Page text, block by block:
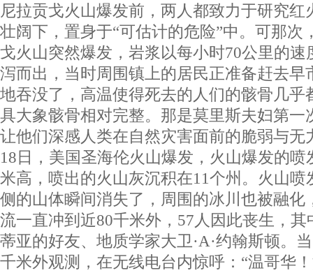
尼拉贡戈火山爆发前，两人都致力于研究红
壮阔下，置身于“可估计的危险”中。可那次
戈火山突然爆发，岩浆以每小时70公里的速
泻而出，当时周围镇上的居民正准备赶去早
地吞没了，高温使得死去的人们的骸骨几乎
具大象骸骨相对完整。那是莫里斯夫妇第一
让他们深感人类在自然灾害面前的脆弱与
18日，美国圣海伦火山爆发，火山爆发的喷
米高，喷出的火山灰沉积在11个州。火山喷
侧的山体瞬间消失了，周围的冰川也被融化
流一直冲到近80千米外，57人因此丧生，
蒂亚的好友、地质学家大卫·A·约翰斯顿。
千米外观测，在无线电台内惊呼：“温哥华